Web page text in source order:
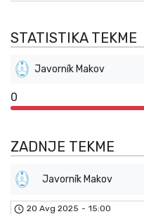
STATISTIKA TEKME
Javorník Makov
0
ZADNJE TEKME
Javorník Makov
20 Avg 2025 - 15:00